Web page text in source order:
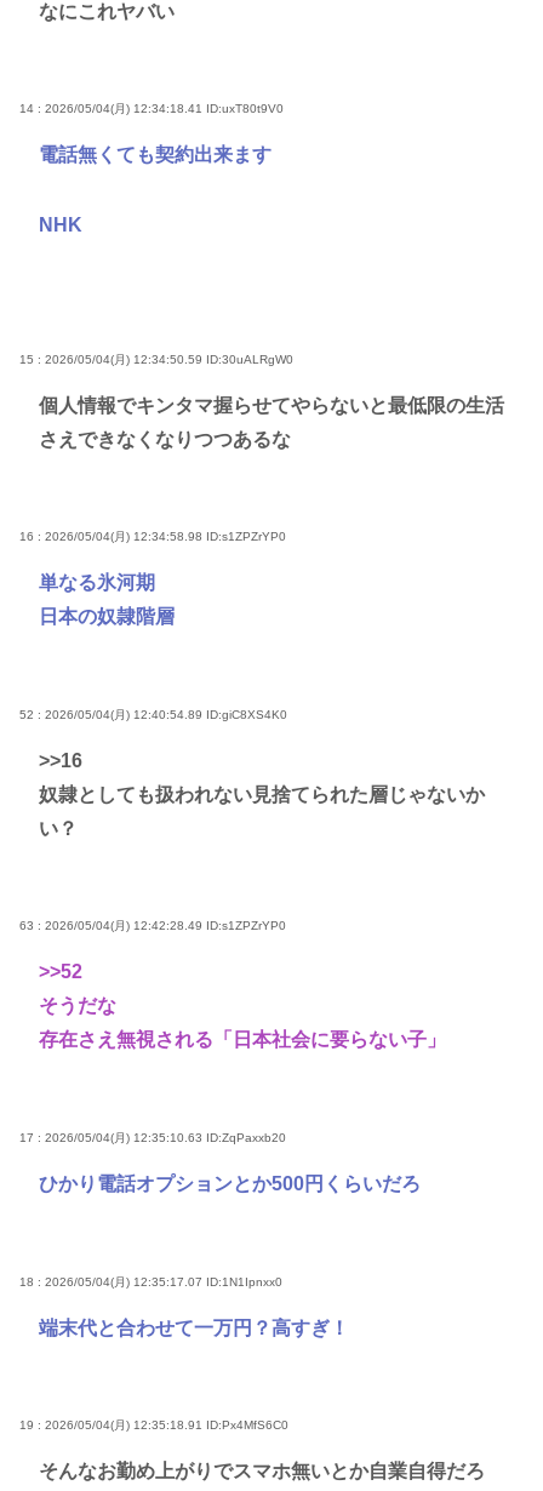
なにこれヤバい
14 : 2026/05/04(月) 12:34:18.41 ID:uxT80t9V0
電話無くても契約出来ます
NHK
15 : 2026/05/04(月) 12:34:50.59 ID:30uALRgW0
個人情報でキンタマ握らせてやらないと最低限の生活
さえできなくなりつつあるな
16 : 2026/05/04(月) 12:34:58.98 ID:s1ZPZrYP0
単なる氷河期
日本の奴隷階層
52 : 2026/05/04(月) 12:40:54.89 ID:giC8XS4K0
>>16
奴隷としても扱われない見捨てられた層じゃないか
い？
63 : 2026/05/04(月) 12:42:28.49 ID:s1ZPZrYP0
>>52
そうだな
存在さえ無視される「日本社会に要らない子」
17 : 2026/05/04(月) 12:35:10.63 ID:ZqPaxxb20
ひかり電話オプションとか500円くらいだろ
18 : 2026/05/04(月) 12:35:17.07 ID:1N1Ipnxx0
端末代と合わせて一万円？高すぎ！
19 : 2026/05/04(月) 12:35:18.91 ID:Px4MfS6C0
そんなお勤め上がりでスマホ無いとか自業自得だろ